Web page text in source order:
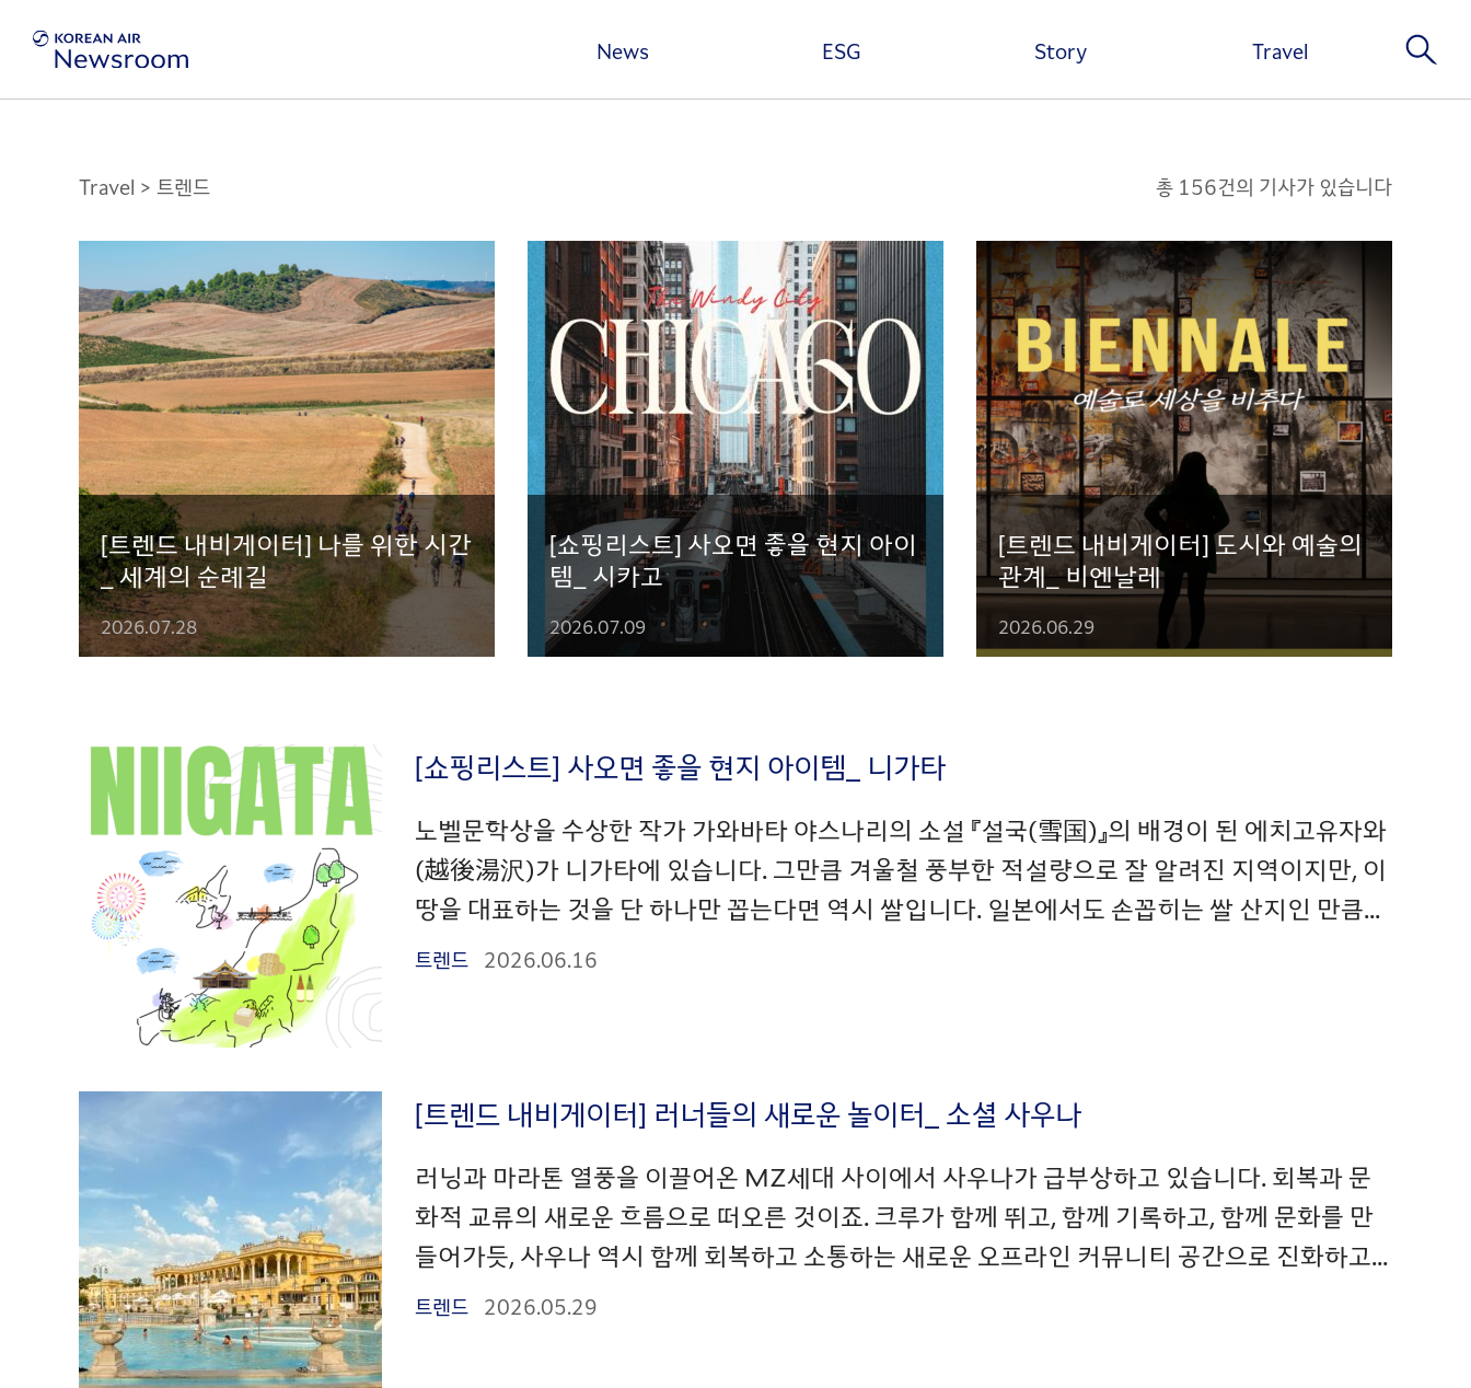
News ESG Story Travel
Travel > 트렌드 총 156건의 기사가 있습니다
[트렌드 내비게이터] 나를 위한 시간
_ 세계의 순례길
2026.07.28
[쇼핑리스트] 사오면 좋을 현지 아이
템_ 시카고
2026.07.09
[트렌드 내비게이터] 도시와 예술의
관계_ 비엔날레
2026.06.29
[쇼핑리스트] 사오면 좋을 현지 아이템_ 니가타
노벨문학상을 수상한 작가 가와바타 야스나리의 소설 『설국(雪国)』의 배경이 된 에치고유자와
(越後湯沢)가 니가타에 있습니다. 그만큼 겨울철 풍부한 적설량으로 잘 알려진 지역이지만, 이
땅을 대표하는 것을 단 하나만 꼽는다면 역시 쌀입니다. 일본에서도 손꼽히는 쌀 산지인 만큼...
트렌드 2026.06.16
[트렌드 내비게이터] 러너들의 새로운 놀이터_ 소셜 사우나
러닝과 마라톤 열풍을 이끌어온 MZ세대 사이에서 사우나가 급부상하고 있습니다. 회복과 문
화적 교류의 새로운 흐름으로 떠오른 것이죠. 크루가 함께 뛰고, 함께 기록하고, 함께 문화를 만
들어가듯, 사우나 역시 함께 회복하고 소통하는 새로운 오프라인 커뮤니티 공간으로 진화하고...
트렌드 2026.05.29